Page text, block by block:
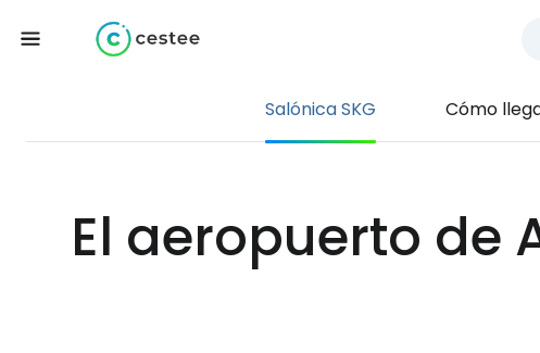
Salónica SKG Cómo
El aeropuerto de